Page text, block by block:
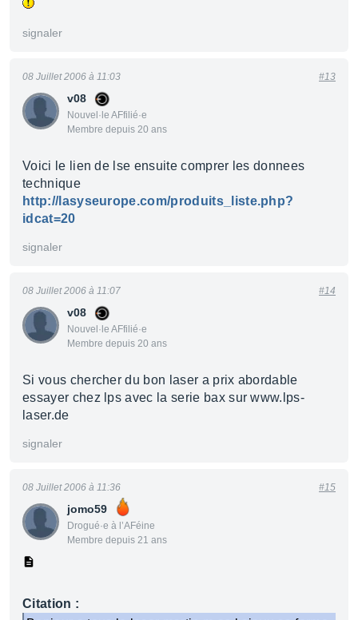
signaler
v08
Nouvel·le AFfilié·e
Membre depuis 20 ans
08 Juillet 2006 à 11:03 #13
Voici le lien de lse ensuite comprer les donnees
technique
http://lasyseurope.com/produits_liste.php?
idcat=20
signaler
v08
Nouvel·le AFfilié·e
Membre depuis 20 ans
08 Juillet 2006 à 11:07 #14
Si vous chercher du bon laser a prix abordable
essayer chez lps avec la serie bax sur www.lps-
laser.de
signaler
jomo59
Drogué·e à l’AFéine
Membre depuis 21 ans
08 Juillet 2006 à 11:36 #15
Citation :